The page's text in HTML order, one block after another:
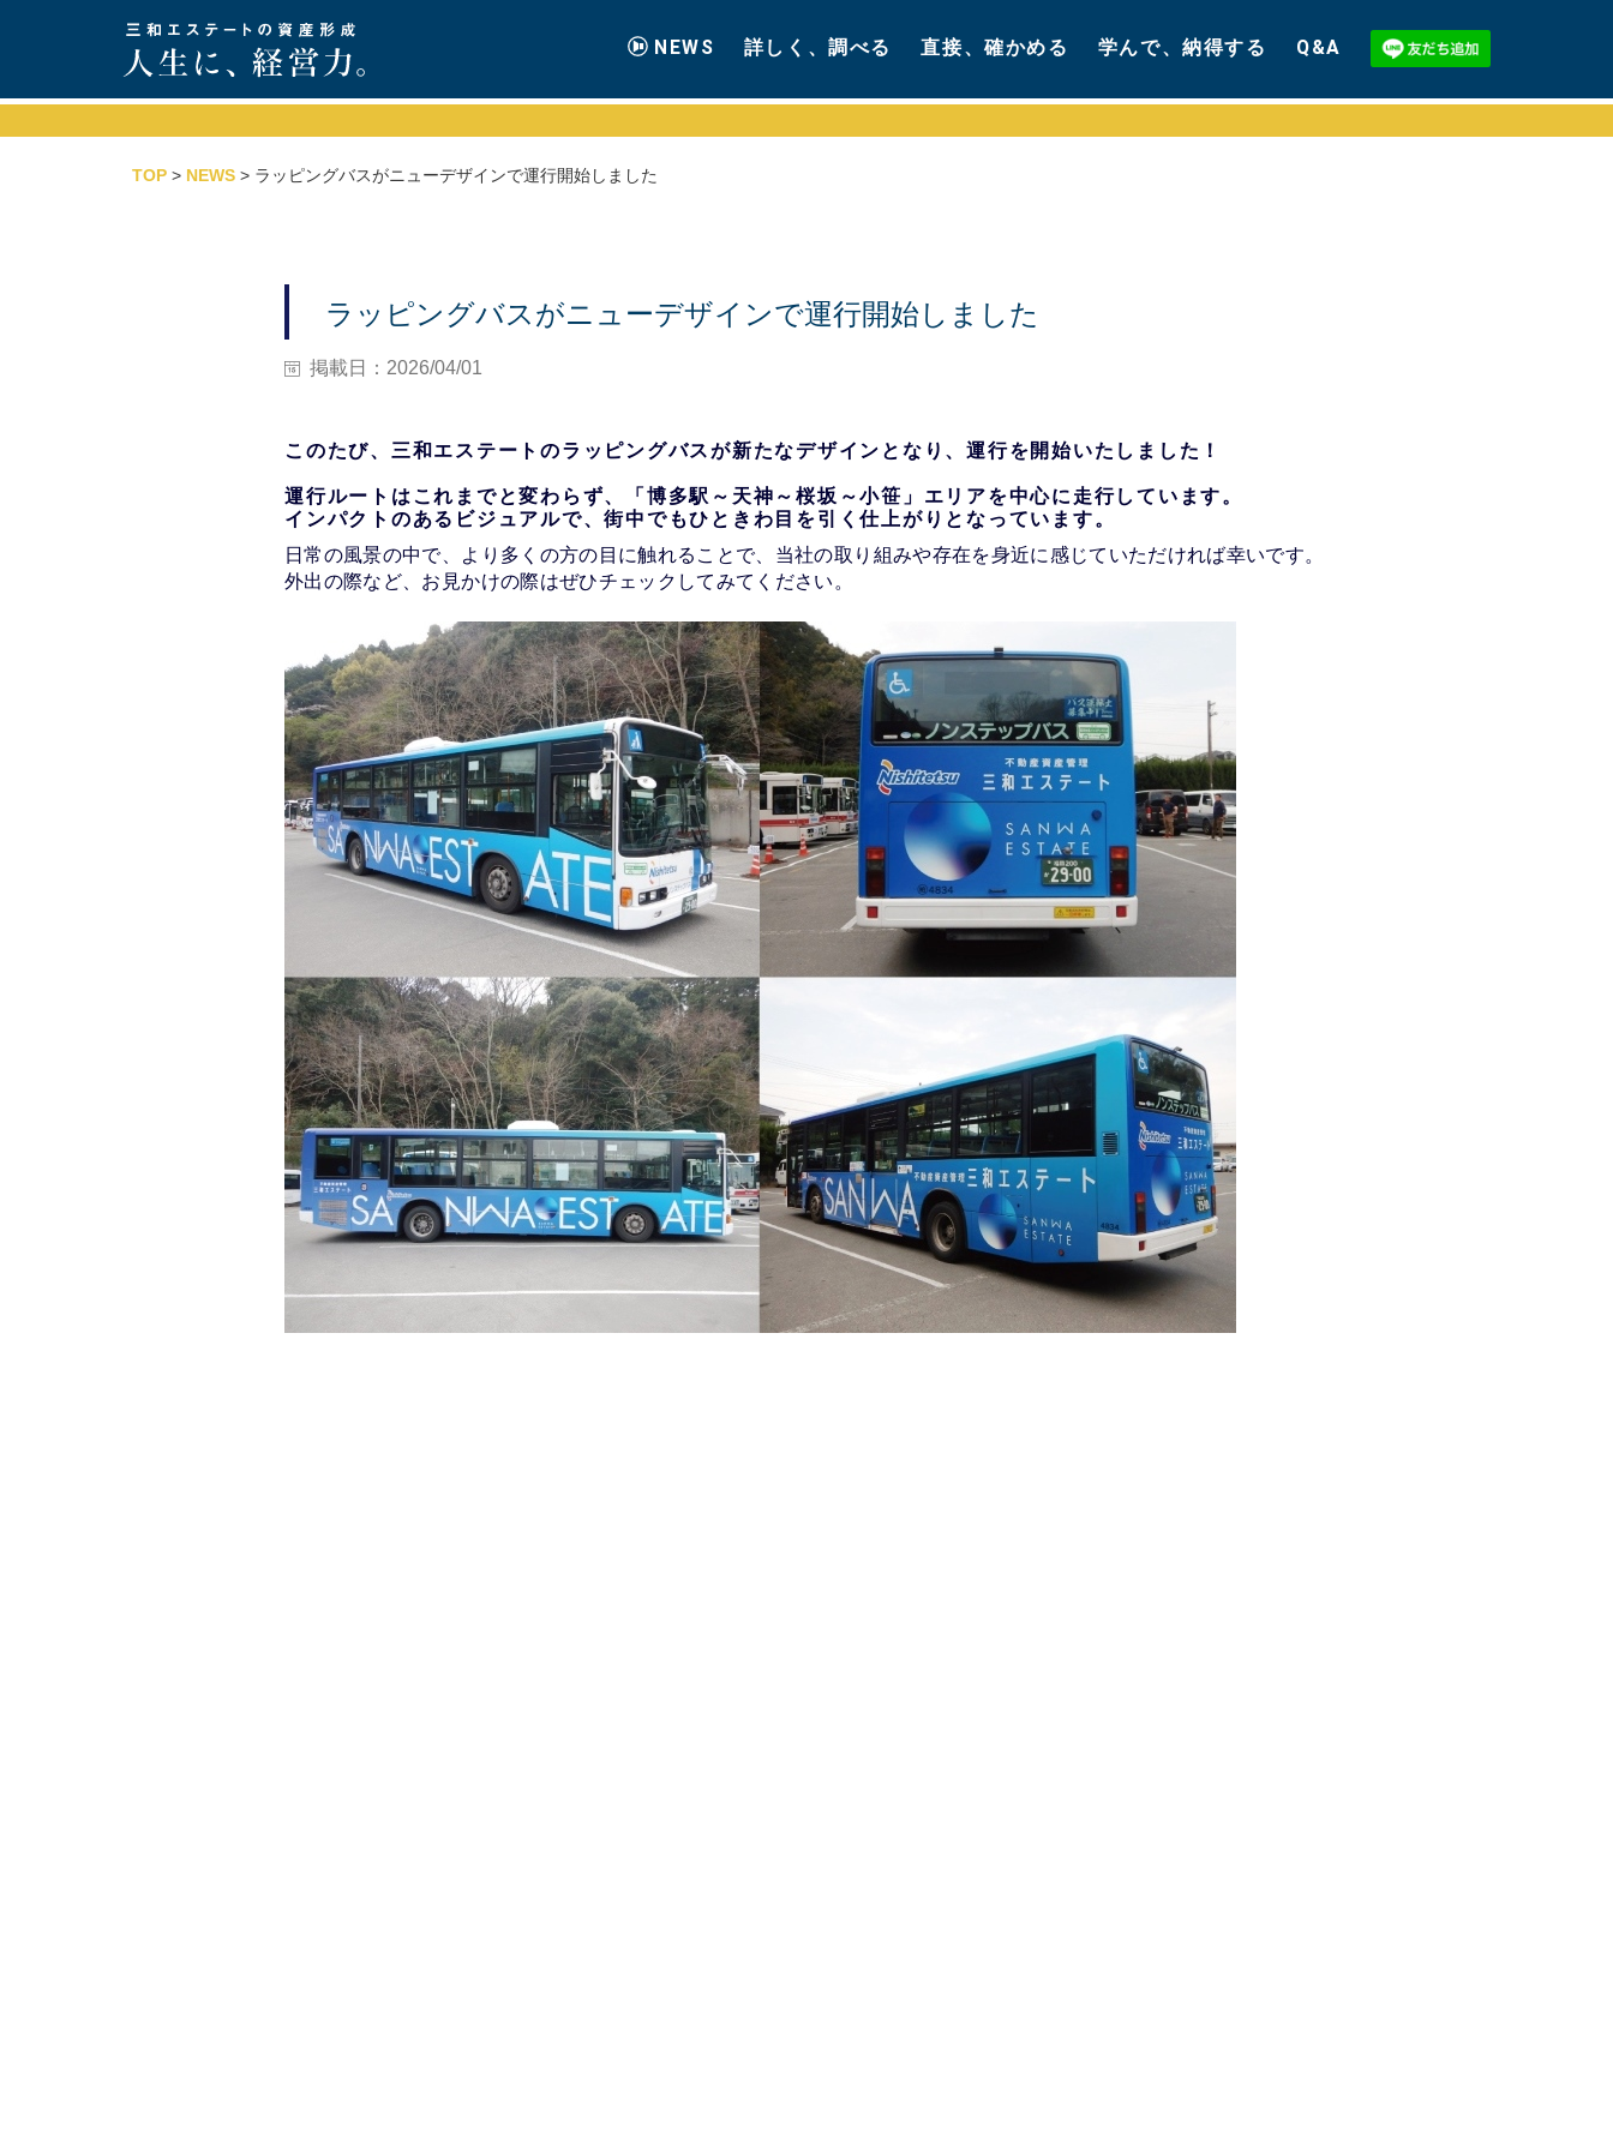
NEWS 詳しく、調べる 直接、確かめる 学んで、納得する Q&A
TOP> NEWS> ラッピングバスがニューデザインで運行開始しました
ラッピングバスがニューデザインで運行開始しました
掲載日：2026/04/01
このたび、三和エステートのラッピングバスが新たなデザインとなり、運行を開始いたしました！
運行ルートはこれまでと変わらず、「博多駅～天神～桜坂～小笹」エリアを中心に走行しています。
インパクトのあるビジュアルで、街中でもひときわ目を引く仕上がりとなっています。
日常の風景の中で、より多くの方の目に触れることで、当社の取り組みや存在を身近に感じていただければ幸いです。
外出の際など、お見かけの際はぜひチェックしてみてください。